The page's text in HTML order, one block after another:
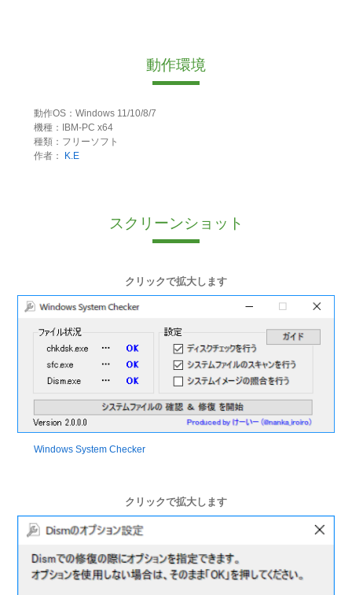
動作環境
動作OS：Windows 11/10/8/7
機種：IBM-PC x64
種類：フリーソフト
作者：
K.E
スクリーンショット
クリックで拡大します
Windows System Checker
クリックで拡大します